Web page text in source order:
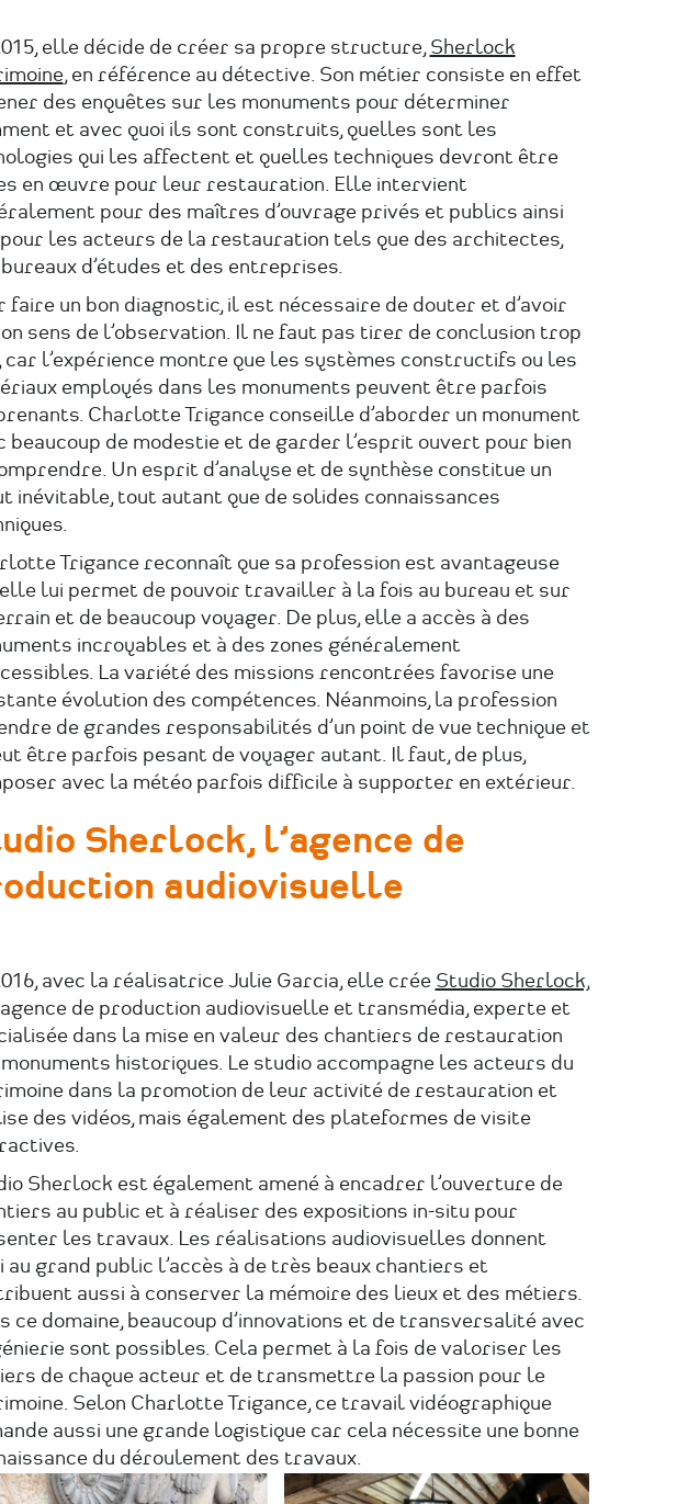
elle décide de créer sa propre structure, Sherlock
, en référence au détective. Son métier consiste en effet
des enquêtes sur les monuments pour déterminer
et avec quoi ils sont construits, quelles sont les
qui les affectent et quelles techniques devront être
en œuvre pour leur restauration. Elle intervient
pour des maîtres d’ouvrage privés et publics ainsi
les acteurs de la restauration tels que des architectes,
d’études et des entreprises.
faire un bon diagnostic, il est nécessaire de douter et d’avoir
sens de l’observation. Il ne faut pas tirer de conclusion trop
car l’expérience montre que les systèmes constructifs ou les
employés dans les monuments peuvent être parfois
Charlotte Trigance conseille d’aborder un monument
beaucoup de modestie et de garder l’esprit ouvert pour bien
Un esprit d’analyse et de synthèse constitue un
inévitable, tout autant que de solides connaissances
Trigance reconnaît que sa profession est avantageuse
lui permet de pouvoir travailler à la fois au bureau et sur
et de beaucoup voyager. De plus, elle a accès à des
incroyables et à des zones généralement
La variété des missions rencontrées favorise une
évolution des compétences. Néanmoins, la profession
de grandes responsabilités d’un point de vue technique et
être parfois pesant de voyager autant. Il faut, de plus,
avec la météo parfois difficile à supporter en extérieur.
Sherlock, l’agence de
audiovisuelle
avec la réalisatrice Julie Garcia, elle crée Studio Sherlock,
de production audiovisuelle et transmédia, experte et
dans la mise en valeur des chantiers de restauration
historiques. Le studio accompagne les acteurs du
dans la promotion de leur activité de restauration et
des vidéos, mais également des plateformes de visite
Sherlock est également amené à encadrer l’ouverture de
au public et à réaliser des expositions in-situ pour
les travaux. Les réalisations audiovisuelles donnent
au grand public l’accès à de très beaux chantiers et
aussi à conserver la mémoire des lieux et des métiers.
ce domaine, beaucoup d’innovations et de transversalité avec
sont possibles. Cela permet à la fois de valoriser les
de chaque acteur et de transmettre la passion pour le
Selon Charlotte Trigance, ce travail vidéographique
aussi une grande logistique car cela nécessite une bonne
du déroulement des travaux.